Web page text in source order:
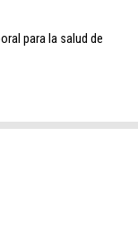
para la salud de